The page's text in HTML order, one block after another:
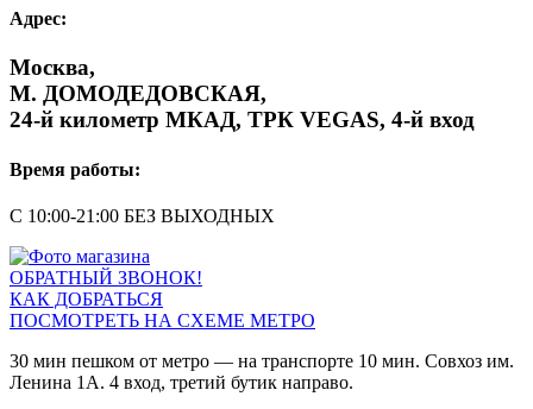
Адрес:
Москва,
М. ДОМОДЕДОВСКАЯ,
24-й километр МКАД, ТРК VEGAS, 4-й вход
Время работы:
С 10:00-21:00 БЕЗ ВЫХОДНЫХ
ОБРАТНЫЙ ЗВОНОК!
КАК ДОБРАТЬСЯ
ПОСМОТРЕТЬ НА СХЕМЕ МЕТРО
30 мин пешком от метро — на транспорте 10 мин. Совхоз им.
Ленина 1А. 4 вход, третий бутик направо.